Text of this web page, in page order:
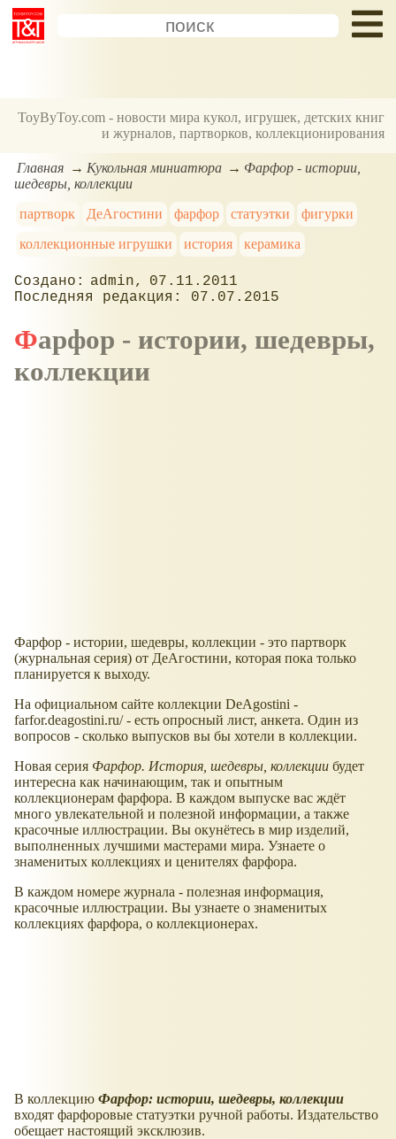
ToyByToy.com - новости мира кукол, игрушек, детских книг
и журналов, партворков, коллекционирования
Главная Кукольная миниатюра
Фарфор - истории,
шедевры, коллекции
партворк
ДеАгостини фарфор статуэтки
фигурки
коллекционные игрушки
история керамика
admin
07.11.2011
07.07.2015
Фарфор - истории, шедевры,
коллекции
Фарфор - истории, шедевры, коллекции - это партворк
(журнальная серия) от ДеАгостини, которая пока только
планируется к выходу.
На официальном сайте коллекции DeAgostini -
farfor.deagostini.ru/ - есть опросный лист, анкета. Один из
вопросов - сколько выпусков вы бы хотели в коллекции.
Новая серия Фарфор. История, шедевры, коллекции будет
интересна как начинающим, так и опытным
коллекционерам фарфора. В каждом выпуске вас ждёт
много увлекательной и полезной информации, а также
красочные иллюстрации. Вы окунётесь в мир изделий,
выполненных лучшими мастерами мира. Узнаете о
знаменитых коллекциях и ценителях фарфора.
В каждом номере журнала - полезная информация,
красочные иллюстрации. Вы узнаете о знаменитых
коллекциях фарфора, о коллекционерах.
В коллекцию Фарфор: истории, шедевры, коллекции
входят фарфоровые статуэтки ручной работы. Издательство
обещает настоящий эксклюзив.